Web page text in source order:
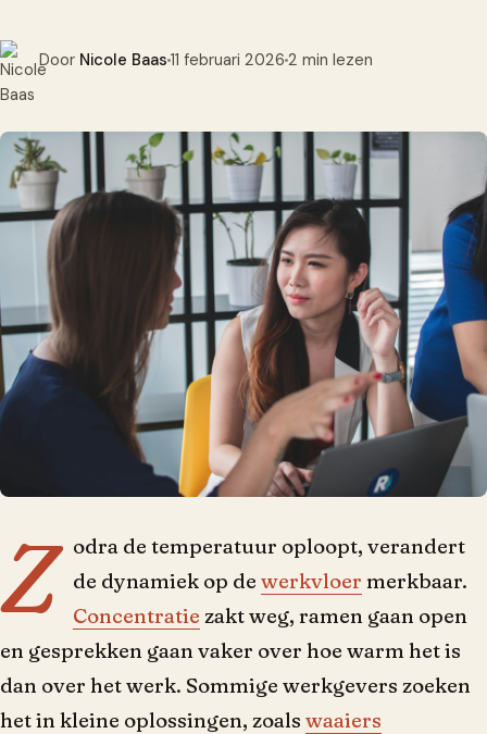
Door Nicole Baas 11 februari 2026 2 min lezen
Z
odra de temperatuur oploopt, verandert
de dynamiek op de werkvloer merkbaar.
Concentratie zakt weg, ramen gaan open
en gesprekken gaan vaker over hoe warm het is
dan over het werk. Sommige werkgevers zoeken
het in kleine oplossingen, zoals waaiers